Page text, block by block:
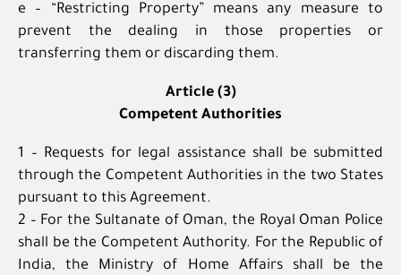
e – “Restricting Property” means any measure to
prevent the dealing in those properties or
transferring them or discarding them.
Article (3)
Competent Authorities
1 – Requests for legal assistance shall be submitted
through the Competent Authorities in the two States
pursuant to this Agreement.
2 – For the Sultanate of Oman, the Royal Oman Police
shall be the Competent Authority. For the Republic of
India, the Ministry of Home Affairs shall be the